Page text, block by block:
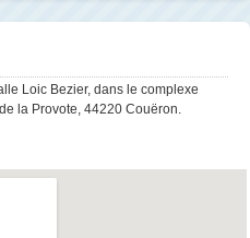
Loic Bezier, dans le complexe
la Provote, 44220 Couëron.